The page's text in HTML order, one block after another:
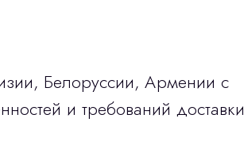
Белоруссии, Армении с
и требований доставки